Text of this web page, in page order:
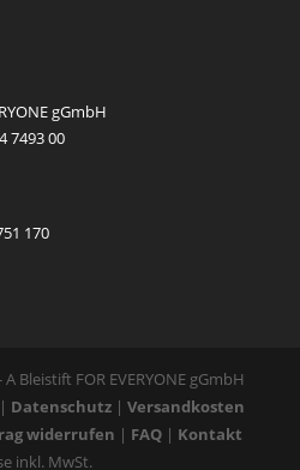
gGmbH
7493 00
170
Bleistift FOR EVERYONE gGmbH
Datenschutz| Versandkosten
widerrufen | FAQ| Kontakt
inkl. MwSt.